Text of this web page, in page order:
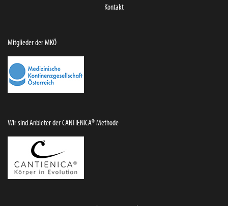
Kontakt
Mitglieder der MKÖ
Wir sind Anbieter der CANTIENICA® Methode